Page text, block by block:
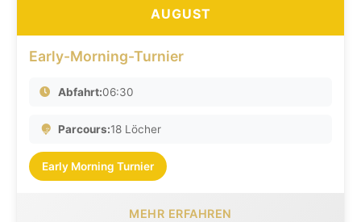
AUGUST
Early-Morning-Turnier
Abfahrt:06:30
Parcours:18 Löcher
Early Morning Turnier
MEHR ERFAHREN